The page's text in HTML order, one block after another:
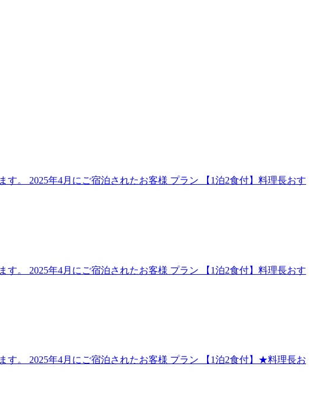
。 2025年4月にご宿泊されたお客様 プラン 【1泊2食付】料理長おす
。 2025年4月にご宿泊されたお客様 プラン 【1泊2食付】料理長おす
。 2025年4月にご宿泊されたお客様 プラン 【1泊2食付】★料理長お